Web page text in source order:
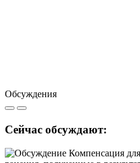
Обсуждения
Сейчас обсуждают: